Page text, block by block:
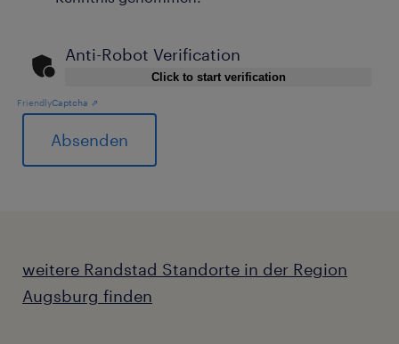
Anti-Robot Verification
Click to start verification
FriendlyCaptcha ⇗
weitere Randstad Standorte in der Region
Augsburg finden